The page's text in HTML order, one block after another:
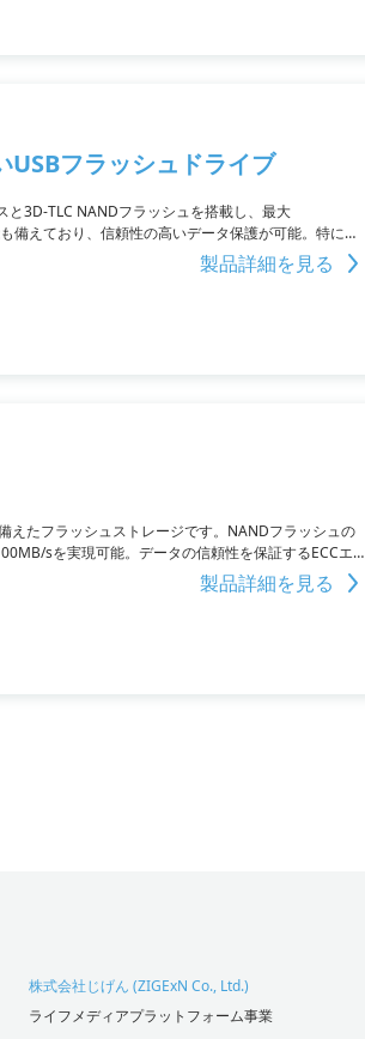
USBフラッシュドライブ
と3D-TLC NANDフラッシュを搭載し、最大
えており、信頼性の高いデータ保護が可能。特に大
製品詳細を見る
えたフラッシュストレージです。NANDフラッシュの
sを実現可能。データの信頼性を保証するECCエラ
要な監視システムやオートメーション機器に最適なス
製品詳細を見る
株式会社じげん (ZIGExN Co., Ltd.)
ライフメディアプラットフォーム事業